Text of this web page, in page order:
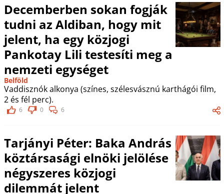
Decemberben sokan fogják
tudni az Aldiban, hogy mit
jelent, ha egy közjogi
Pankotay Lili testesíti meg a
nemzeti egységet
Belföld
Vaddisznók alkonya (színes, szélesvásznú karthágói film,
2 és fél perc).
6 0 6
Tarjányi Péter: Baka András
köztársasági elnöki jelölése
négyszeres közjogi
dilemmát jelent